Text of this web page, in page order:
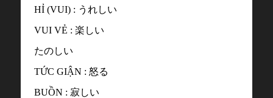
HỈ (VUI) : うれしい
VUI VẺ : 楽しい
たのしい
TỨC GIẬN : 怒る
BUỒN : 寂しい